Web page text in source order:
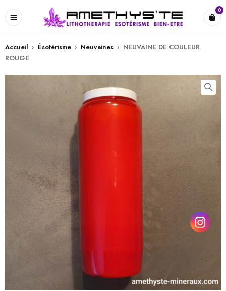
0
Accueil › Ésotérisme › Neuvaines › NEUVAINE DE COULEUR
ROUGE